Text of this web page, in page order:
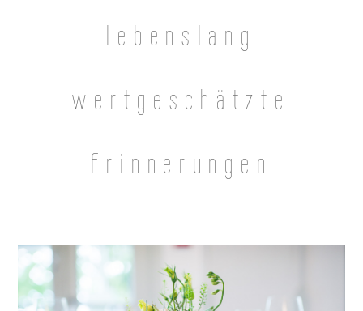
lebenslang
wertgeschätzte
Erinnerungen